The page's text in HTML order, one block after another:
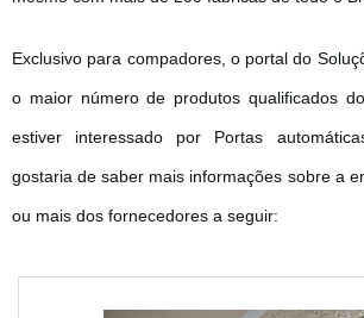
Exclusivo para compadores, o portal do
o maior número de produtos qualificados
estiver interessado por Portas
gostaria de saber mais informações sobre a
ou mais dos fornecedores a seguir: